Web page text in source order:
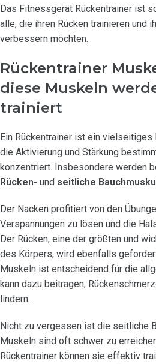
Das Fitnessgerät Rückentrainer ist
alle, die ihren Rücken trainieren und
verbessern möchten.
Rückentrainer
diese Muskeln
trainiert
Ein Rückentrainer ist ein
die Aktivierung und Stärkung
konzentriert. Insbesondere werden
Rücken- und seitliche
Der Nacken profitiert von den
Verspannungen zu lösen und die
Der Rücken, eine der größten und
des Körpers, wird ebenfalls
Muskeln ist entscheidend für die
kann dazu beitragen,
lindern.
Nicht zu vergessen ist die seitliche
Muskeln sind oft schwer zu
Rückentrainer können sie effektiv